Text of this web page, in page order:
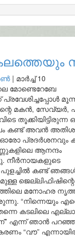
| മാർച്ച് 10
മോണ്ടെറേബേ
മകൻ, സേവ്യർ,
കണ്ട് അവൻ
ഓരോ
ആനന്ദം
നീർനായകളുടെ
കണ്ട് ഞങ്ങൾ
മനോഹര
“നിന്നെയും
കടലിലെ
എന്ന് ഞാൻ
“വൗ”